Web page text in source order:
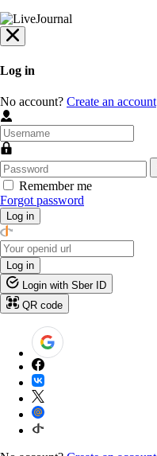
Log in
No account? Create an account
Remember me
Forgot password
Log in
Log in
Login with Sber ID
QR code